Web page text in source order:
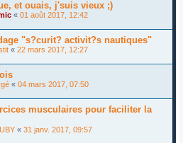
et ouais, j'suis vieux ;)
« 01 août 2017, 12:42
"s?curit? activit?s nautiques"
« 22 mars 2017, 12:27
« 04 mars 2017, 07:50
musculaires pour faciliter la
« 31 janv. 2017, 09:57